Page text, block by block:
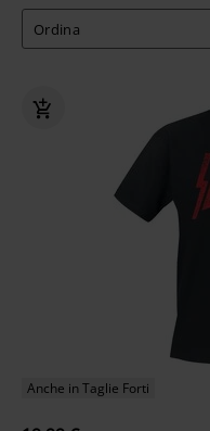
Anche in Taglie Forti